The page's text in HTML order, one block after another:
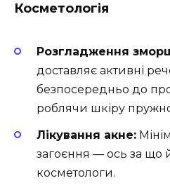
Косметологія
Розгладження
доставляє активні
безпосередньо до
роблячи шкіру
Лікування акне:
загоєння — ось за що
косметологи.